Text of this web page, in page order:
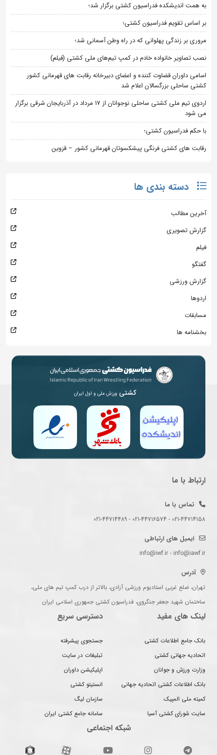
به همت اندیشکده فدراسیون کشتی برگزار شد؛
بر اساس تقویم فدراسیون کشتی؛
مروری بر زندگی پهلوانی که در راه وطن آسمانی شد؛
نصب تصاویر خانواده خادم در کمپ تیم‌های ملی کشتی (فیلم)
اسامی داوران قضاوت کننده و اعضای دبیرخانه رقابت های قهرمانی کشور
کشتی ساحلی بزرگسالان اعلام شد
اردوی تیم ملی کشتی ساحلی نوجوانان از 17 مرداد در آذربایجان شرقی برگزار
می شود
با حکم فدراسیون کشتی؛
رقابت های کشتی فرنگی پیشکسوتان قهرمانی کشور – قزوین
دسته بندی ها
آخرین مطالب
گزارش تصویری
فیلم
گفتگو
گزارش ورزشی
اردوها
مسابقات
بخشنامه ها
کشتی ورزش ملی و اول ایران
ارتباط با ما
تماس با ما
021-44714158 - 021-44716574 - 021-44714489
ایمیل های ارتباطی
info@iwf.ir - info@iawf.ir
آدرس
تهران، ضلع غربی استادیوم ورزشی آزادی، بالاتر از درب کمپ تیم های ملی،
ساختمان شهید جعفر جنگروی، فدراسیون کشتی جمهوری اسلامی ایران
لینک های مفید
بانک جامع اطلاعات کشتی
اتحادیه جهانی کشتی
وزارت ورزش و جوانان
بانک اطلاعات کشتی اتحادیه جهانی
کمیته ملی المپیک
سایت شورای کشتی آسیا
دسترسی سریع
جستجوی پیشرفته
تبلیغات در سایت
اپلیکیشن داوران
انستیتو کشتی
سازمان لیگ
سامانه جامع کشتی ایران
شبکه اجتماعی